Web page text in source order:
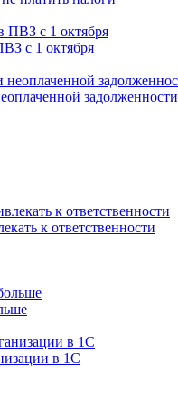
с 1 октября
задолженности
к ответственности
в 1C